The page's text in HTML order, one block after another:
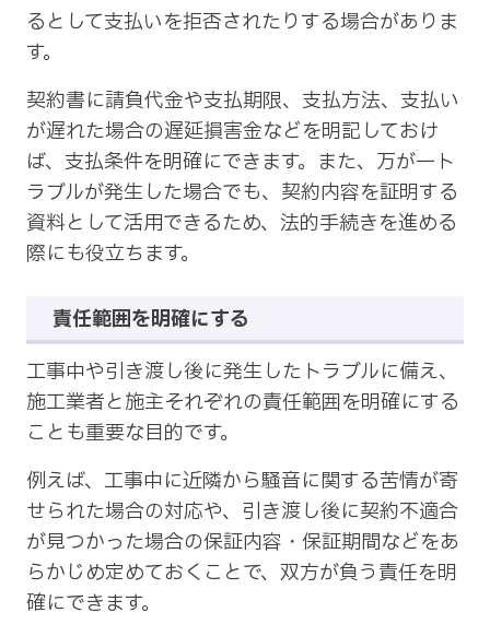
るとして支払いを拒否されたりする場合がありま
す。
契約書に請負代金や支払期限、支払方法、支払い
が遅れた場合の遅延損害金などを明記しておけ
ば、支払条件を明確にできます。また、万が一ト
ラブルが発生した場合でも、契約内容を証明する
資料として活用できるため、法的手続きを進める
際にも役立ちます。
責任範囲を明確にする
工事中や引き渡し後に発生したトラブルに備え、
施工業者と施主それぞれの責任範囲を明確にする
ことも重要な目的です。
例えば、工事中に近隣から騒音に関する苦情が寄
せられた場合の対応や、引き渡し後に契約不適合
が見つかった場合の保証内容・保証期間などをあ
らかじめ定めておくことで、双方が負う責任を明
確にできます。